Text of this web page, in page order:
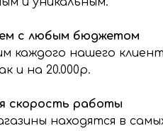
согласие на обработку,
условиях Политики обработки
с любым бюджетом
каждого нашего
и на 20.000р.
скорость работы
находятся в